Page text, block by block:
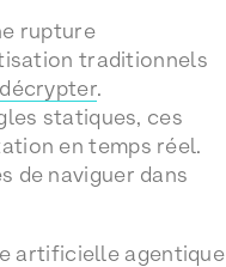
rupture
traditionnels
.
statiques, ces
en temps réel.
de naviguer dans
artificielle agentique